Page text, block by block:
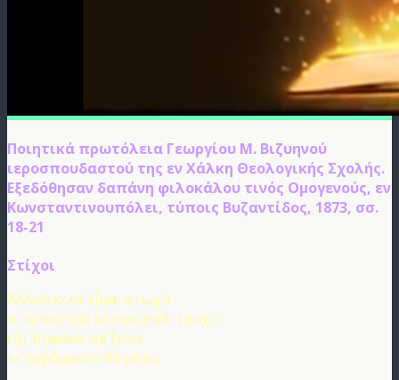
Ποιητικά πρωτόλεια Γεωργίου Μ. Βιζυηνού
ιεροσπουδαστού της εν Χάλκη Θεολογικής Σχολής.
Εξεδόθησαν δαπάνη φιλοκάλου τινός Ομογενούς, εν
Κωνσταντινουπόλει, τύποις Βυζαντίδος, 1873, σσ.
18-21
Στίχοι
Ἀλλοίμονο! εἶμαι φτωχὸ
σ’ αὐτοῦ τοῦ κόσμου τὸν τροχό
εἶμ’ ὀρφανὸ καὶ ξένο
κι’ ἀγράμματο θὰ μένω